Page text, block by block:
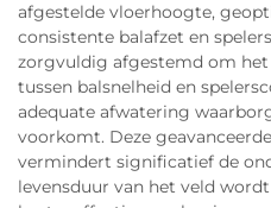
afgestelde vloerhoogte,
consistente balafzet en
zorgvuldig afgestemd om
tussen balsnelheid en
adequate afwatering
voorkomt. Deze
vermindert significatief de
levensduur van het veld